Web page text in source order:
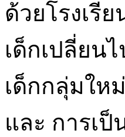
ด้วยโรงเรี
เด็กเปลี่ยน
เด็กกลุ่มให
และ การเ